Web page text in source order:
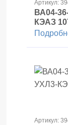
Артикул:
ВА04-
КЭАЗ
Артикул: